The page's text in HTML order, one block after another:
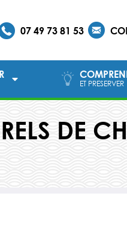
07 49 73 81 53
ET PRESERVER
DE